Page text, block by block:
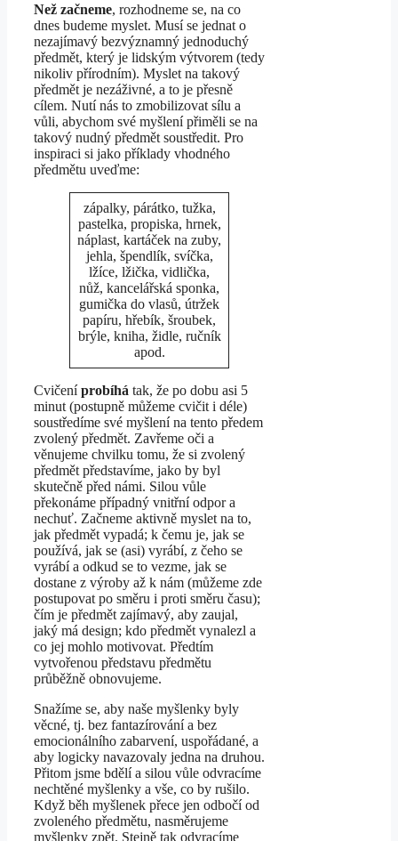
Než začneme, rozhodneme se, na co
dnes budeme myslet. Musí se jednat o
nezajímavý bezvýznamný jednoduchý
předmět, který je lidským výtvorem (tedy
nikoliv přírodním). Myslet na takový
předmět je nezáživné, a to je přesně
cílem. Nutí nás to zmobilizovat sílu a
vůli, abychom své myšlení přiměli se na
takový nudný předmět soustředit. Pro
inspiraci si jako příklady vhodného
předmětu uveďme:
zápalky, párátko, tužka,
pastelka, propiska, hrnek,
náplast, kartáček na zuby,
jehla, špendlík, svíčka,
lžíce, lžička, vidlička,
nůž, kancelářská sponka,
gumička do vlasů, útržek
papíru, hřebík, šroubek,
brýle, kniha, židle, ručník
apod.
Cvičeníprobíhá tak, že po dobu asi 5
minut (postupně můžeme cvičit i déle)
soustředíme své myšlení na tento předem
zvolený předmět. Zavřeme oči a
věnujeme chvilku tomu, že si zvolený
předmět představíme, jako by byl
skutečně před námi. Silou vůle
překonáme případný vnitřní odpor a
nechuť. Začneme aktivně myslet na to,
jak předmět vypadá; k čemu je, jak se
používá, jak se (asi) vyrábí, z čeho se
vyrábí a odkud se to vezme, jak se
dostane z výroby až k nám (můžeme zde
postupovat po směru i proti směru času);
čím je předmět zajímavý, aby zaujal,
jaký má design; kdo předmět vynalezl a
co jej mohlo motivovat. Předtím
vytvořenou představu předmětu
průběžně obnovujeme.
Snažíme se, aby naše myšlenky byly
věcné, tj. bez fantazírování a bez
emocionálního zabarvení, uspořádané, a
aby logicky navazovaly jedna na druhou.
Přitom jsme bdělí a silou vůle odvracíme
nechtěné myšlenky a vše, co by rušilo.
Když běh myšlenek přece jen odbočí od
zvoleného předmětu, nasměrujeme
myšlenky zpět. Stejně tak odvracíme